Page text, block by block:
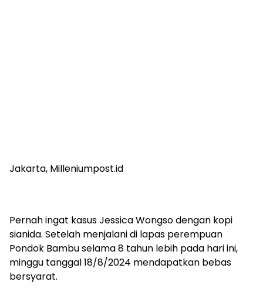
Jakarta, Milleniumpost.id
Pernah ingat kasus Jessica Wongso dengan kopi
sianida. Setelah menjalani di lapas perempuan
Pondok Bambu selama 8 tahun lebih pada hari ini,
minggu tanggal 18/8/2024 mendapatkan bebas
bersyarat.